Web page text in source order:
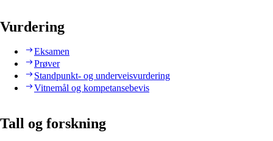
Vurdering
Eksamen
Prøver
Standpunkt- og underveisvurdering
Vitnemål og kompetansebevis
Tall og forskning